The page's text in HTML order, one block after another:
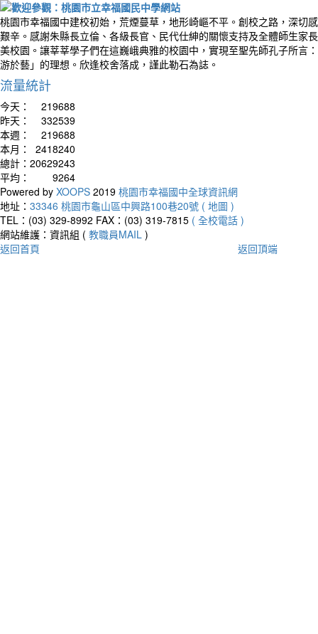
桃園市幸福國中建校初始，荒煙蔓草，地形崎嶇不平。創校之路，深切
艱辛。感謝朱縣長立倫、各級長官、民代仕紳的關懷支持及全體師生家
美校園。讓莘莘學子們在這巍峨典雅的校園中，實現至聖先師孔子所言
游於藝」的理想。欣逢校舍落成，謹此勒石為誌。
流量統計
今天：
219688
昨天：
332539
本週：
219688
本月：
2418240
總計： 20629243
平均：
9264
Powered by XOOPS 2019 桃園市幸福國中全球資訊網
地址： 33346 桃園市龜山區中興路100巷20號 ( 地圖 )
TEL：(03) 329-8992 FAX：(03) 319-7815 ( 全校電話 )
網站維護：資訊組 ( 教職員MAIL )
返回首頁
返回頂端